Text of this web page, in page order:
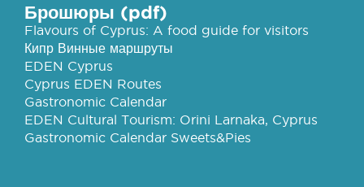
Брошюры (pdf)
Flavours of Cyprus: A food guide for visitors
Кипр Винные маршруты
EDEN Cyprus
Cyprus EDEN Routes
Gastronomic Calendar
EDEN Cultural Tourism: Orini Larnaka, Cyprus
Gastronomic Calendar Sweets&Pies